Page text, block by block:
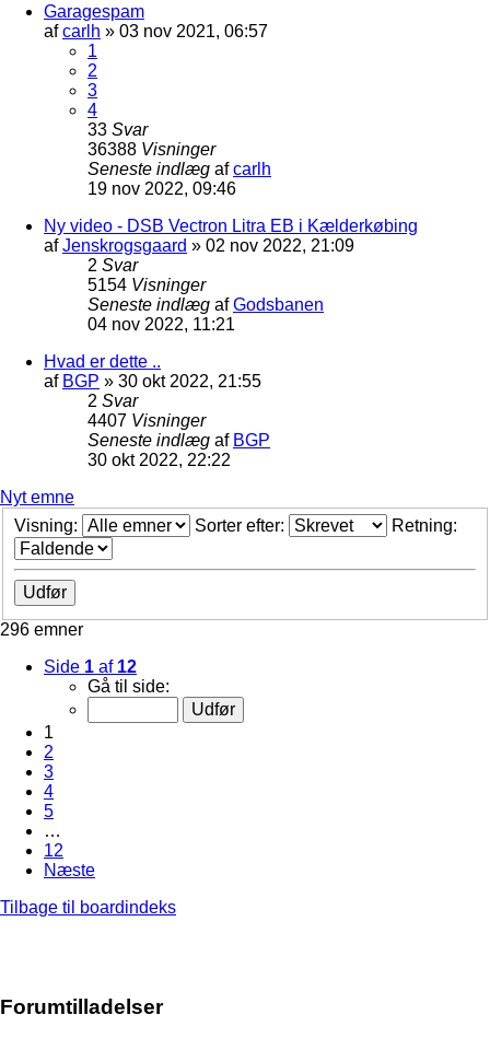
Garagespam
afcarlh » 03 nov 2021, 06:57
1
2
3
4
33 Svar
36388 Visninger
Seneste indlæg afcarlh
19 nov 2022, 09:46
Ny video - DSB Vectron Litra EB i Kælderkøbing
afJenskrogsgaard » 02 nov 2022, 21:09
2 Svar
5154 Visninger
Seneste indlæg afGodsbanen
04 nov 2022, 11:21
Hvad er dette ..
af BGP » 30 okt 2022, 21:55
2 Svar
4407 Visninger
Seneste indlæg af BGP
30 okt 2022, 22:22
Nyt emne
Visning:
Sorter efter: Retning:
296 emner
Side 1 af 12
Gå til side:
1
2
3
4
5
…
12
Næste
Tilbage til boardindeks
Forumtilladelser